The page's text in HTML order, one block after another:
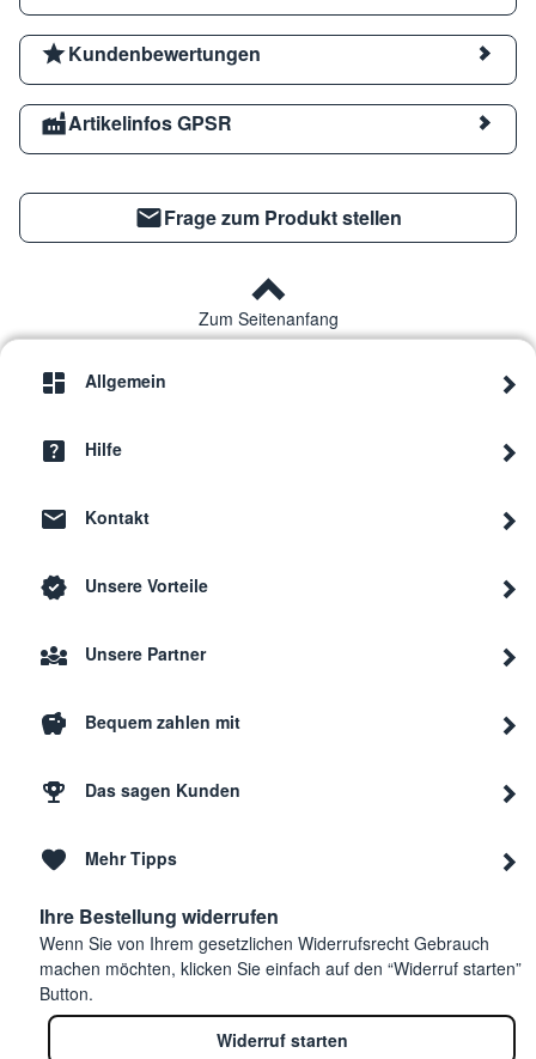
Kundenbewertungen
Artikelinfos GPSR
Frage zum Produkt stellen
Zum Seitenanfang
Allgemein
Hilfe
Kontakt
Unsere Vorteile
Unsere Partner
Bequem zahlen mit
Das sagen Kunden
Mehr Tipps
Ihre Bestellung widerrufen
Wenn Sie von Ihrem gesetzlichen Widerrufsrecht Gebrauch
machen möchten, klicken Sie einfach auf den “Widerruf starten”
Button.
Widerruf starten